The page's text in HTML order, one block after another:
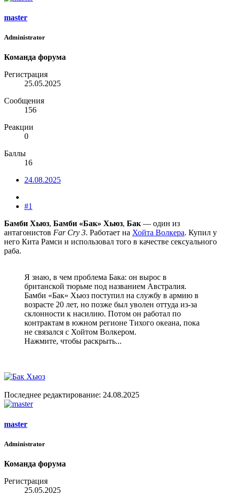
master
Administrator
Команда форума
Регистрация
25.05.2025
Сообщения
156
Реакции
0
Баллы
16
24.08.2025
#1
Бамби Хьюз, Бамби «Бак» Хьюз, Бак — один из
антагонистов Far Cry 3. Работает на Хойта Волкера. Купил у
него Кита Рамси и использовал того в качестве сексуального
раба.
Я знаю, в чем проблема Бака: он вырос в
британской тюрьме под названием Австралия.
Бамби «Бак» Хьюз поступил на службу в армию в
возрасте 20 лет, но позже был уволен оттуда из-за
склонности к насилию. Потом он работал по
контрактам в южном регионе Тихого океана, пока
не связался с Хойтом Волкером.
Нажмите, чтобы раскрыть...
Последнее редактирование: 24.08.2025
master
Administrator
Команда форума
Регистрация
25.05.2025